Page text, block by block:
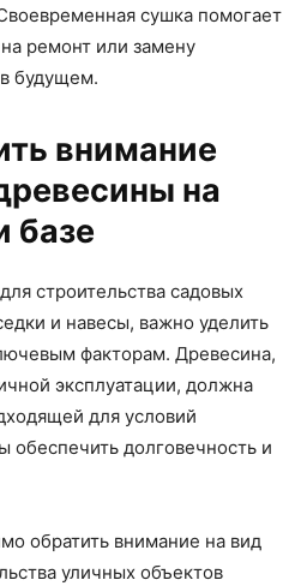
сушка помогает
ремонт или замену
будущем.
внимание
на
базе
строительства садовых
и навесы, важно уделить
факторам. Древесина,
эксплуатации, должна
для условий
обеспечить долговечность и
обратить внимание на вид
уличных объектов